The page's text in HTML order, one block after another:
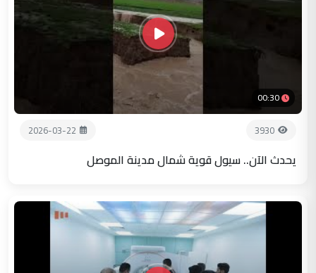
00:30
3930
2026-03-22
يحدث الآن.. سيول قوية شمال مدينة الموصل